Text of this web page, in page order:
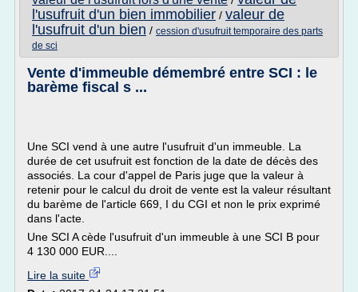
l'usufruit d'un bien immobilier / valeur de
l'usufruit d'un bien / cession d'usufruit temporaire des parts
de sci
Vente d'immeuble démembré entre SCI : le
barème fiscal s ...
Une SCI vend à une autre l'usufruit d'un immeuble. La
durée de cet usufruit est fonction de la date de décès des
associés. La cour d'appel de Paris juge que la valeur à
retenir pour le calcul du droit de vente est la valeur résultant
du barème de l'article 669, I du CGI et non le prix exprimé
dans l'acte.
Une SCI A cède l'usufruit d'un immeuble à une SCI B pour
4 130 000 EUR....
Lire la suite